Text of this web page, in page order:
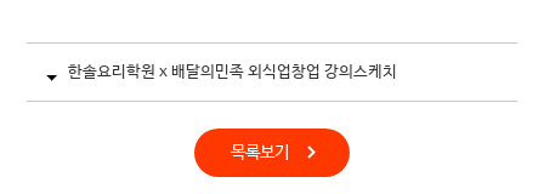
한솔요리학원 x 배달의민족 외식업창업 강의스케치
목록보기